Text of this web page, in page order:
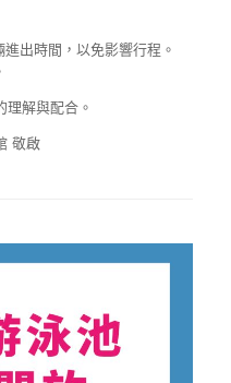
出時間，以免影響行程。
理解與配合。
敬啟